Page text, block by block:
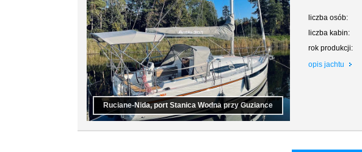
co najmniej 10
Ruciane-Nida, port Stanica Wodna przy Guziance
liczba osób:
liczba kabin:
rok produkcji:
opis jachtu